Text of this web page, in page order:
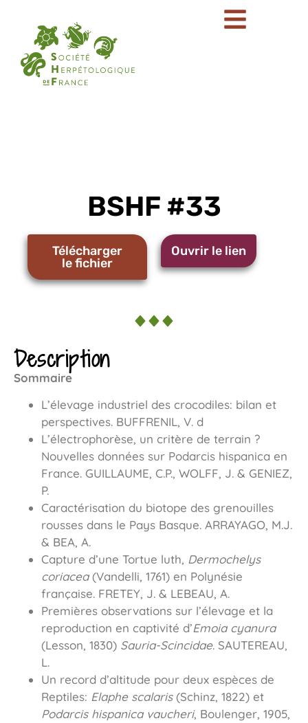
BSHF #33
Ouvrir le lien
Télécharger
le fichier
Description
Sommaire
L’élevage industriel des crocodiles: bilan et
perspectives. BUFFRENIL, V. d
L’électrophorèse, un critère de terrain ?
Nouvelles données sur Podarcis hispanica en
France. GUILLAUME, C.P., WOLFF, J. & GENIEZ,
P.
Caractérisation du biotope des grenouilles
rousses dans le Pays Basque. ARRAYAGO, M.J.
& BEA, A.
Capture d’une Tortue luth, Dermochelys
coriacea(Vandelli, 1761) en Polynésie
française. FRETEY, J. & LEBEAU, A.
Premières observations sur l’élevage et la
reproduction en captivité d’Emoia cyanura
(Lesson, 1830) Sauria-Scincidae. SAUTEREAU,
L.
Un record d’altitude pour deux espèces de
Reptiles: Elaphe scalaris(Schinz, 1822) et
Podarcis hispanica vaucheri, Boulenger, 1905,